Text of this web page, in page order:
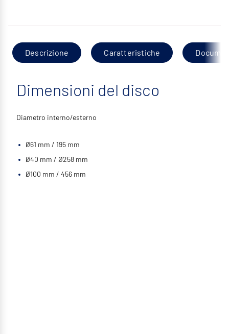
Descrizione Caratteristiche
Dimensioni del disco
Diametro interno/esterno
Ø61 mm / 195 mm
Ø40 mm / Ø258 mm
Ø100 mm / 456 mm